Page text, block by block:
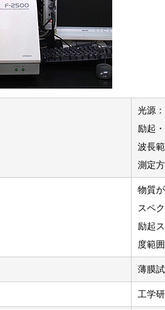
光源
励起
波長
測定
物質
スペ
励起
度範
薄膜
工学